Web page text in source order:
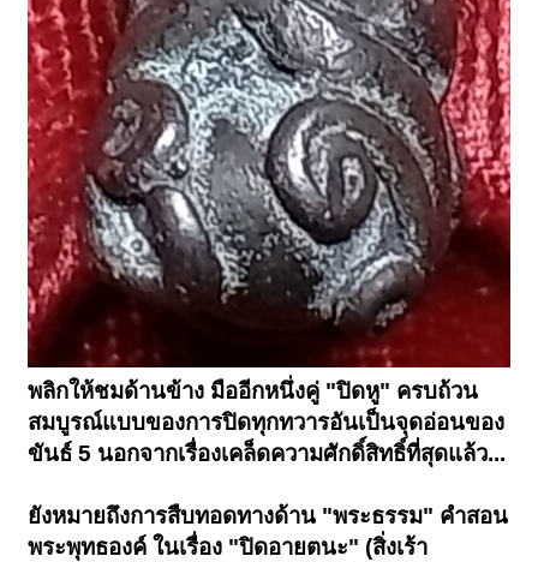
พลิกให้ชมด้านข้าง มืออีกหนึ่งคู่ "ปิดหู" ครบถ้วน
สมบูรณ์แบบของการปิดทุกทวารอันเป็นจุดอ่อนของ
ขันธ์ 5 นอกจากเรื่องเคล็ดความศักดิ์สิทธิ์ที่สุดแล้ว...
ยังหมายถึงการสืบทอดทางด้าน "พระธรรม" คำสอน
พระพุทธองค์ ในเรื่อง "ปิดอายตนะ" (สิ่งเร้า